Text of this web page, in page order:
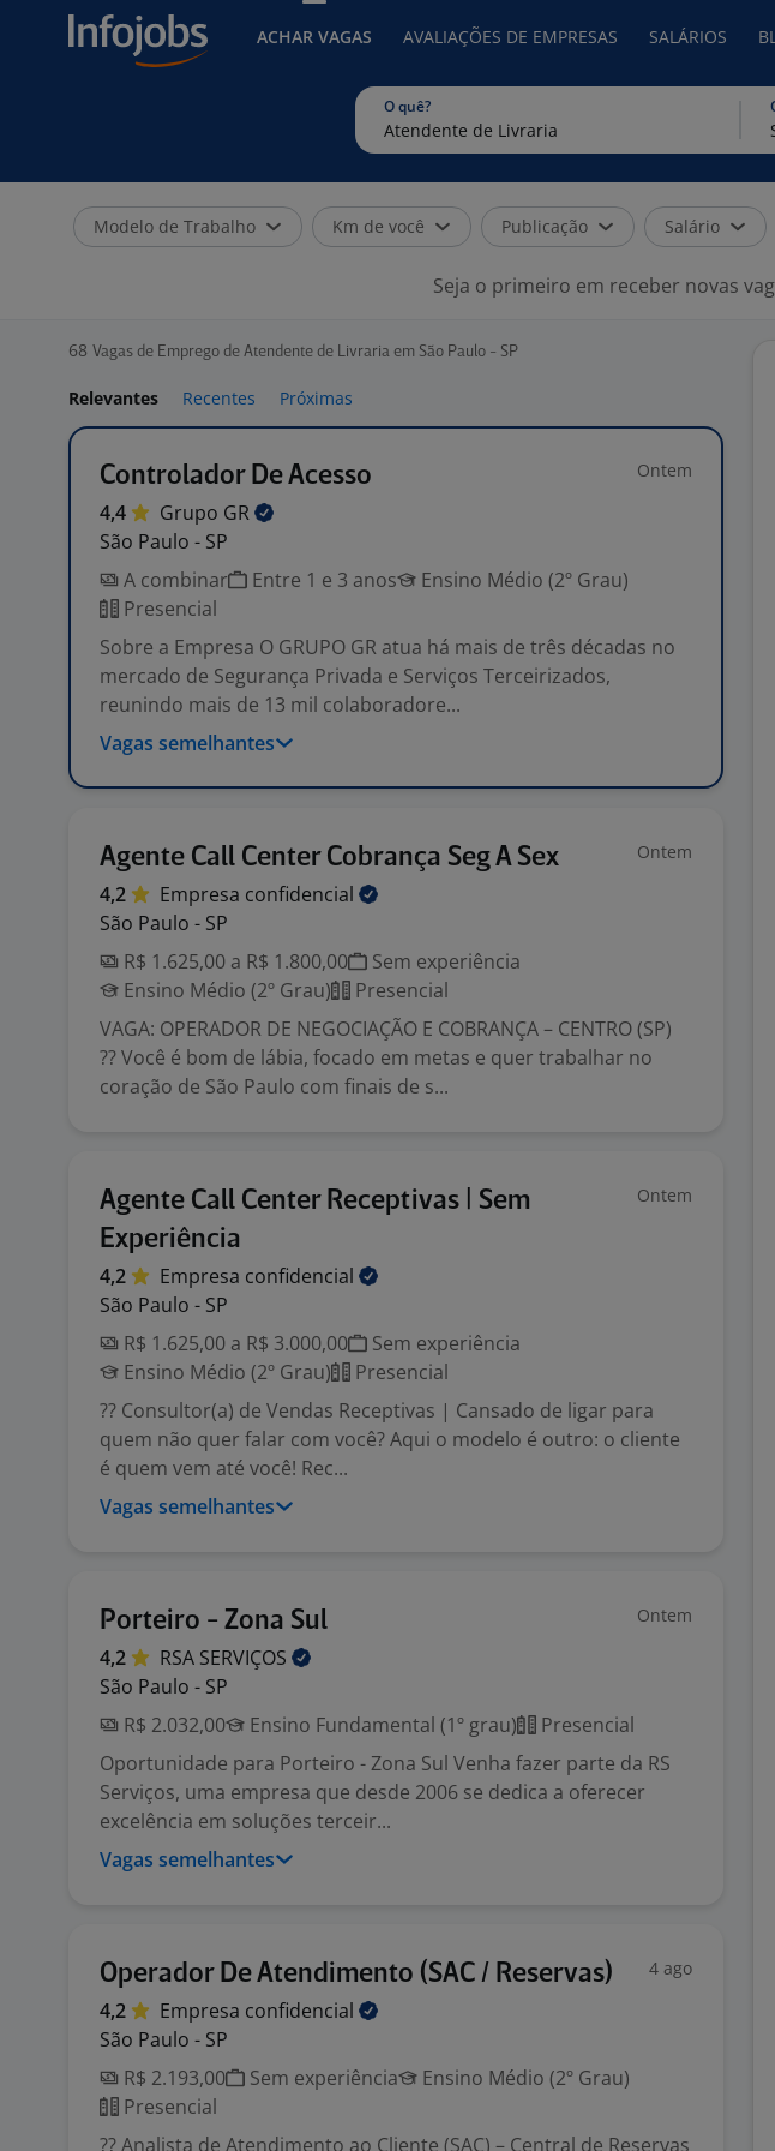
ACHAR VAGAS AVALIAÇÕES DE EMPRESAS SALÁRIOS
O quê?
Modelo de Trabalho Km de você Publicação Salário
Seja o primeiro em receber novas
68 Vagas de Emprego de Atendente de Livraria em São Paulo - SP
Relevantes Recentes Próximas
Controlador De Acesso Ontem
4,4 Grupo GR
São Paulo - SP
A combinar
Entre 1 e 3 anos
Ensino Médio (2º Grau)
Presencial
Sobre a Empresa O GRUPO GR atua há mais de três décadas no
mercado de Segurança Privada e Serviços Terceirizados,
reunindo mais de 13 mil colaboradore...
Vagas semelhantes
Agente Call Center Cobrança Seg A Sex Ontem
4,2 Empresa confidencial
São Paulo - SP
R$ 1.625,00 a R$ 1.800,00
Sem experiência
Ensino Médio (2º Grau)
Presencial
VAGA: OPERADOR DE NEGOCIAÇÃO E COBRANÇA – CENTRO (SP)
?? Você é bom de lábia, focado em metas e quer trabalhar no
coração de São Paulo com finais de s...
Agente Call Center Receptivas | Sem
Experiência
Ontem
4,2 Empresa confidencial
São Paulo - SP
R$ 1.625,00 a R$ 3.000,00
Sem experiência
Ensino Médio (2º Grau)
Presencial
?? Consultor(a) de Vendas Receptivas | Cansado de ligar para
quem não quer falar com você? Aqui o modelo é outro: o cliente
é quem vem até você! Rec...
Vagas semelhantes
Porteiro - Zona Sul Ontem
4,2 RSA SERVIÇOS
São Paulo - SP
R$ 2.032,00
Ensino Fundamental (1º grau)
Presencial
Oportunidade para Porteiro - Zona Sul Venha fazer parte da RS
Serviços, uma empresa que desde 2006 se dedica a oferecer
excelência em soluções terceir...
Vagas semelhantes
Operador De Atendimento (SAC / Reservas) 4 ago
4,2 Empresa confidencial
São Paulo - SP
R$ 2.193,00
Sem experiência
Ensino Médio (2º Grau)
Presencial
?? Analista de Atendimento ao Cliente (SAC) – Central de Reservas